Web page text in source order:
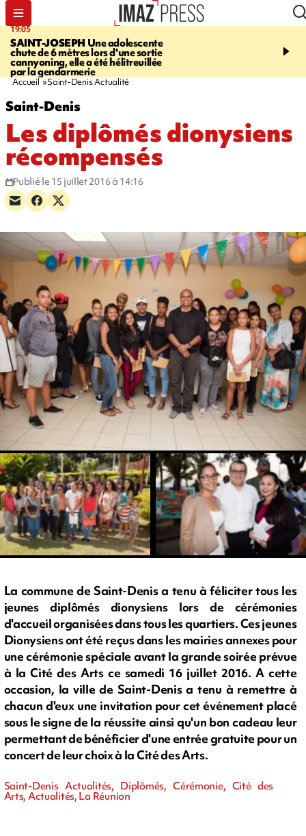
19:05
SAINT-JOSEPH Une adolescente
chute de 6 mètres lors d'une sortie
cannyoning, elle a été hélitreuillée
par la gendarmerie
20:44
rouée de coups,
Accueil Saint-Denis Actualité
Saint-Denis
Les diplômés dionysiens
récompensés
Publié le 15 juillet 2016 à 14:16
La commune de Saint-Denis a tenu à féliciter tous les
jeunes diplômés dionysiens lors de cérémonies
d'accueil organisées dans tous les quartiers. Ces jeunes
Dionysiens ont été reçus dans les mairies annexes pour
une cérémonie spéciale avant la grande soirée prévue
à la Cité des Arts ce samedi 16 juillet 2016. A cette
occasion, la ville de Saint-Denis a tenu à remettre à
chacun d'eux une invitation pour cet événement placé
sous le signe de la réussite ainsi qu'un bon cadeau leur
permettant de bénéficier d'une entrée gratuite pour un
concert de leur choix à la Cité des Arts.
Saint-Denis Actualités, Diplômés, Cérémonie, Cité des
Arts, Actualités, La Réunion